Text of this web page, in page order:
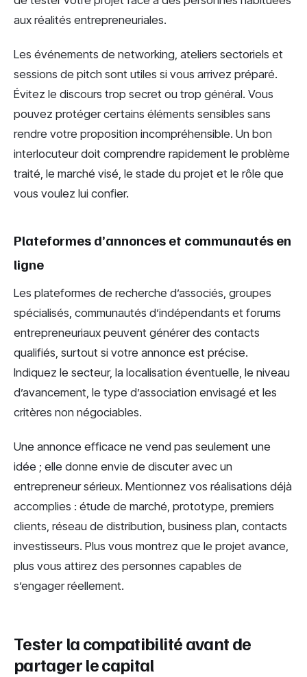
aux réalités entrepreneuriales.
Les événements de networking, ateliers sectoriels et
sessions de pitch sont utiles si vous arrivez préparé.
Évitez le discours trop secret ou trop général. Vous
pouvez protéger certains éléments sensibles sans
rendre votre proposition incompréhensible. Un bon
interlocuteur doit comprendre rapidement le problème
traité, le marché visé, le stade du projet et le rôle que
vous voulez lui confier.
Plateformes d’annonces et communautés en
ligne
Les plateformes de recherche d’associés, groupes
spécialisés, communautés d’indépendants et forums
entrepreneuriaux peuvent générer des contacts
qualifiés, surtout si votre annonce est précise.
Indiquez le secteur, la localisation éventuelle, le niveau
d’avancement, le type d’association envisagé et les
critères non négociables.
Une annonce efficace ne vend pas seulement une
idée ; elle donne envie de discuter avec un
entrepreneur sérieux. Mentionnez vos réalisations déjà
accomplies : étude de marché, prototype, premiers
clients, réseau de distribution, business plan, contacts
investisseurs. Plus vous montrez que le projet avance,
plus vous attirez des personnes capables de
s’engager réellement.
Tester la compatibilité avant de
partager le capital